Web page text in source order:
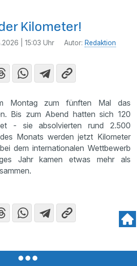
Kilometer!
| 15:03 Uhr Autor: Redaktion
Montag zum fünften Mal das
Bis zum Abend hatten sich 120
- sie absolvierten rund 2.500
Monats werden jetzt Kilometer
dem internationalen Wettbewerb
Jahr kamen etwas mehr als